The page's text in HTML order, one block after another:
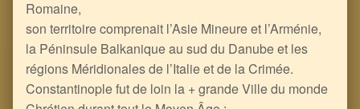
Romaine,
son territoire comprenait l’Asie Mineure et l’Arménie,
la Péninsule Balkanique au sud du Danube et les
régions Méridionales de l’Italie et de la Crimée.
Constantinople fut de loin la + grande Ville du monde